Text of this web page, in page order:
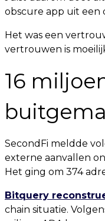
obscure app uit een
Het was een
vertrouwen is
16
SecondFi meldde
externe aanvallen
Het ging om 374
Bitquery
chain situatie.